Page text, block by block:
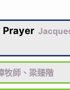
Prayer
牧師、梁臻階